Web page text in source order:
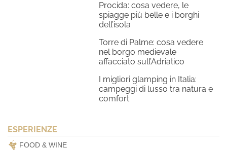
Procida: cosa vedere, le
spiagge più belle e i borghi
dell’isola
Torre di Palme: cosa vedere
nel borgo medievale
affacciato sull’Adriatico
I migliori glamping in Italia:
campeggi di lusso tra natura e
comfort
ESPERIENZE
FOOD & WINE